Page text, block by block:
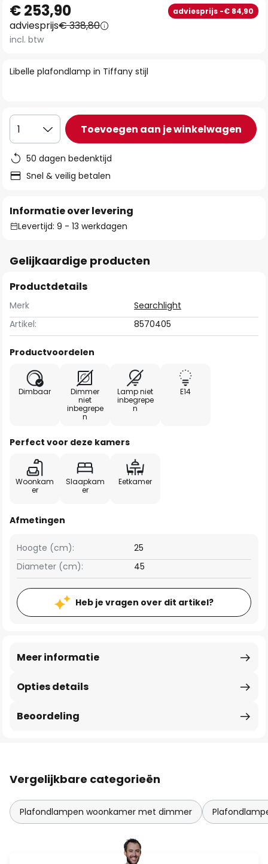
naar
het
begin
de
Libelle plafondlamp in Tiffany stijl
€ 253,90 adviesprijs -€ 84,90
adviesprijs€ 338,80
incl. btw
1 Toevoegen aan je winkelwagen
50 dagen bedenktijd
Snel & veilig betalen
Informatie over levering
Levertijd: 9 - 13 werkdagen
Gelijkaardige producten
Productdetails
Merk
Searchlight
Artikel:
8570405
Productvoordelen
Dimbaar
Dimmer
niet
inbegrepe
n
Lamp niet
inbegrepe
n
E14
Perfect voor deze kamers
Woonkam
er
Slaapkam
er
Eetkamer
Afmetingen
Hoogte (cm):
25
Diameter (cm):
45
Heb je vragen over dit artikel?
Opties details
Meer informatie
Beoordeling
Vergelijkbare categorieën
Plafondlampen woonkamer met dimmer